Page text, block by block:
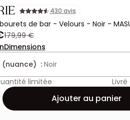
430 avis
de bar - Velours - Noir -
179,99 €
Dimensions
(nuance) : Noir
limitée Livré
Ajouter au panier